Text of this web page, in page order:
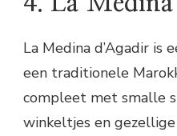
La Medina d’Agadir is
een traditionele
compleet met smalle
winkeltjes en